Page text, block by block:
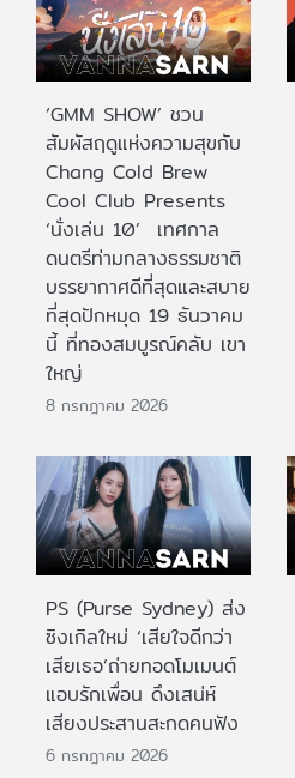
‘GMM SHOW’ ชวน
สัมผัสฤดูแห่งความสุขกับ
Chang Cold Brew
Cool Club Presents
‘นั่งเล่น 10’ เทศกาล
ดนตรีท่ามกลางธรรมชาติ
บรรยากาศดีที่สุดและสบาย
ที่สุดปักหมุด 19 ธันวาคม
นี้ ที่ทองสมบูรณ์คลับ เขา
ใหญ่
8 กรกฎาคม 2026
PS (Purse Sydney) ส่ง
ซิงเกิลใหม่ ‘เสียใจดีกว่า
เสียเธอ’ถ่ายทอดโมเมนต์
แอบรักเพื่อน ดึงเสน่ห์
เสียงประสานสะกดคนฟัง
6 กรกฎาคม 2026